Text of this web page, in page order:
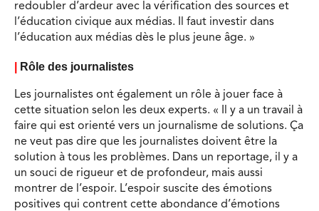
redoubler d’ardeur avec la vérification des sources et
l’éducation civique aux médias. Il faut investir dans
l’éducation aux médias dès le plus jeune âge. »
Rôle des journalistes
Les journalistes ont également un rôle à jouer face à
cette situation selon les deux experts. « Il y a un travail à
faire qui est orienté vers un journalisme de solutions. Ça
ne veut pas dire que les journalistes doivent être la
solution à tous les problèmes. Dans un reportage, il y a
un souci de rigueur et de profondeur, mais aussi
montrer de l’espoir. L’espoir suscite des émotions
positives qui contrent cette abondance d’émotions